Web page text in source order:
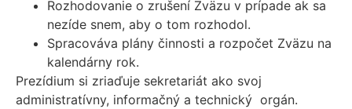
Rozhodovanie o zrušení Zväzu v prípade ak sa
nezíde snem, aby o tom rozhodol.
Spracováva plány činnosti a rozpočet Zväzu na
kalendárny rok.
Prezídium si zriaďuje sekretariát ako svoj
administratívny, informačný a technický orgán.